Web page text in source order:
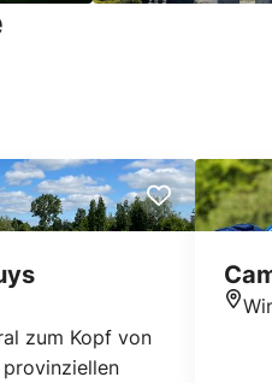
zum Kopf von